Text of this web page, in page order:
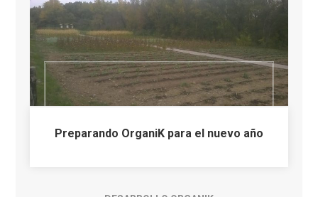
Preparando OrganiK para el nuevo año